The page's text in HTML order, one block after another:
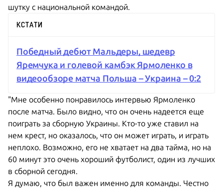
шутку с национальной командой.
КСТАТИ
Победный дебют Мальдеры, шедевр
Яремчука и голевой камбэк Ярмоленко в
видеообзоре матча Польша – Украина – 0:2
"Мне особенно понравилось интервью Ярмоленко
после матча. Было видно, что он очень надеется еще
поиграть за сборную Украины. Кто-то уже ставил на
нем крест, но оказалось, что он может играть, и играть
неплохо. Возможно, его не хватает на два тайма, но на
60 минут это очень хороший футболист, один из лучших
в сборной сегодня.
Я думаю, что был важен именно для команды. Честно